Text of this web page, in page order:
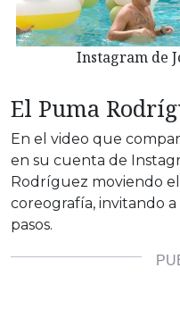
Instagram de
El Puma
En el video que
en su cuenta de
Rodríguez moviendo
coreografía, invitando a
pasos.